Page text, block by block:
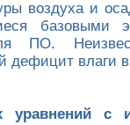
воздуха и
базовыми
ПО.
дефицит влаги
уравнений с